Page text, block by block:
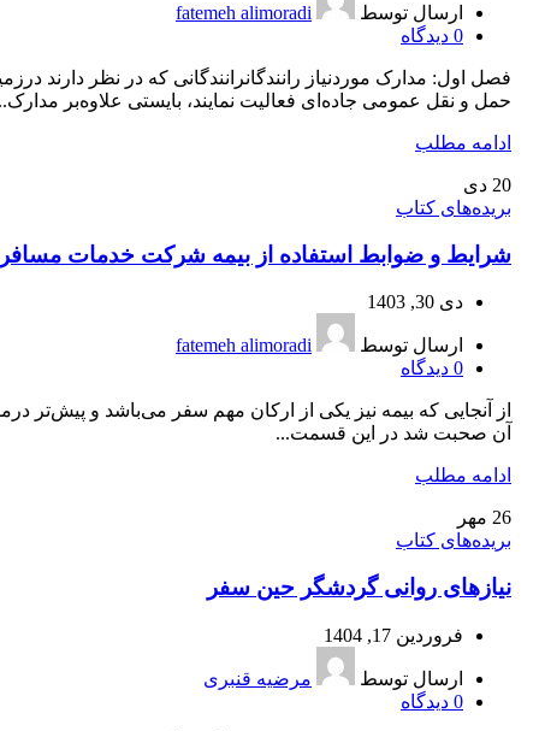
ارسال توسط
fatemeh alimoradi
0 دیدگاه
فصل اول: مدارک موردنیاز رانندگانرانندگانی که در نظر دارند
حمل و نقل عمومی جاده‌ای فعالیت نمایند، بایستی علاوه‌بر
ادامه مطلب
20 دی
بریده‌های کتاب
شرایط و ضوابط استفاده از بیمه شرکت خدمات
دی 30, 1403
ارسال توسط
fatemeh alimoradi
0 دیدگاه
از آنجایی که بیمه نیز یکی از ارکان مهم سفر می‌باشد و پیش‌تر
آن صحبت شد در این قسمت...
ادامه مطلب
26 مهر
بریده‌های کتاب
نیازهای روانی گردشگر حین سفر
فروردین 17, 1404
ارسال توسط
مرضیه قنبری
0 دیدگاه